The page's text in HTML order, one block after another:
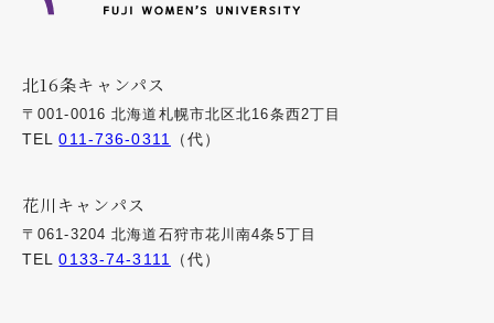
北16条キャンパス
〒001-0016 北海道札幌市北区北16条西2丁目
TEL011-736-0311 （代）
花川キャンパス
〒061-3204 北海道石狩市花川南4条5丁目
TEL0133-74-3111 （代）